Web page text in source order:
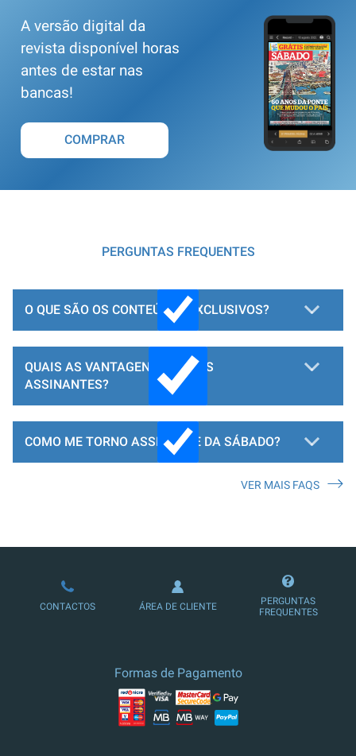
A versão digital da
revista disponível horas
antes de estar nas
bancas!
COMPRAR
PERGUNTAS FREQUENTES
O QUE SÃO OS CONTEÚDOS EXCLUSIVOS?
QUAIS AS VANTAGENS PARA OS
ASSINANTES?
COMO ME TORNO ASSINANTE DA SÁBADO?
LOJA DE ASSINATURAS
VER MAIS FAQS
CONTACTOS ÁREA DE CLIENTE
PERGUNTAS
FREQUENTES
Formas de Pagamento